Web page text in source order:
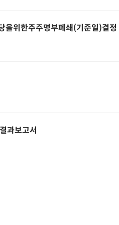
을위한주주명부폐쇄(기준일)결정
과보고서